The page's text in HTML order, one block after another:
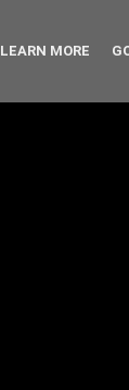
LEARN MORE